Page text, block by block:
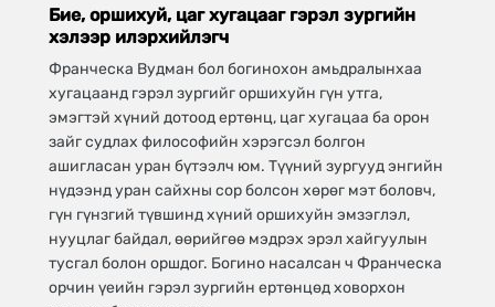
Бие, оршихуй, цаг хугацааг гэрэл зургийн
хэлээр илэрхийлэгч
Франческа Вудман бол богинохон амьдралынхаа
хугацаанд гэрэл зургийг оршихуйн гүн утга,
эмэгтэй хүний дотоод ертөнц, цаг хугацаа ба орон
зайг судлах философийн хэрэгсэл болгон
ашигласан уран бүтээлч юм. Түүний зургууд энгийн
нүдээнд уран сайхны сор болсон хөрөг мэт боловч,
гүн гүнзгий түвшинд хүний оршихуйн эмзэглэл,
нууцлаг байдал, өөрийгөө мэдрэх эрэл хайгуулын
тусгал болон оршдог. Богино насалсан ч Франческа
орчин үеийн гэрэл зургийн ертөнцөд ховорхон